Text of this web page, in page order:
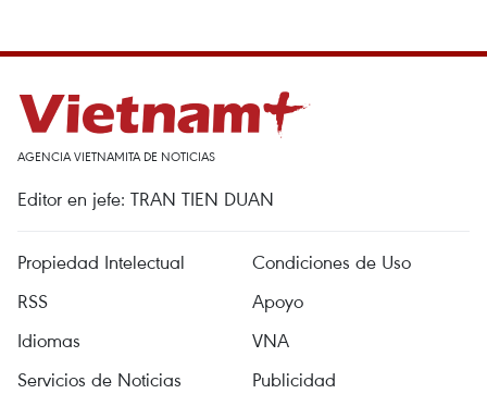
AGENCIA VIETNAMITA DE NOTICIAS
Editor en jefe: TRAN TIEN DUAN
Propiedad Intelectual
Condiciones de Uso
RSS
Apoyo
Idiomas
VNA
Servicios de Noticias
Publicidad